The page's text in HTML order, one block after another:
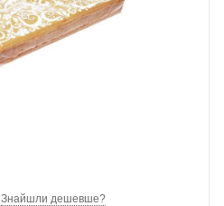
Знайшли дешевше?